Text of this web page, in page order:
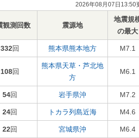
2026年08月07日13:50
観測回数 震源地
地震規
の最大
332回 熊本県熊本地方 M7.1
108回
熊本県天草・芦北地
方
M6.1
54回 岩手県沖 M7.2
24回 トカラ列島近海 M4.6
22回 宮城県沖 M6.4